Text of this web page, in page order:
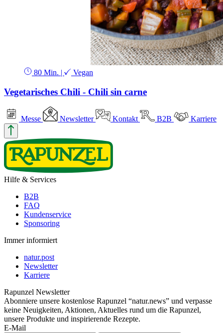
80 Min. | Vegan
Vegetarisches Chili - Chili sin carne
Messe Newsletter Kontakt B2B Karriere
Hilfe & Services
B2B
FAQ
Kundenservice
Sponsoring
Immer informiert
natur.post
Newsletter
Karriere
Rapunzel Newsletter
Abonniere unsere kostenlose Rapunzel “natur.news” und verpasse
keine Neuigkeiten, Aktionen, Aktuelles rund um die Rapunzel,
unsere Produkte und inspirierende Rezepte.
E-Mail